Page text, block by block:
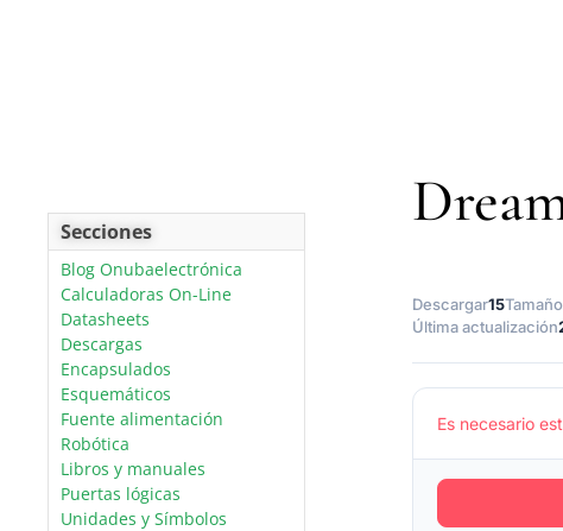
Descargar15
Última actualización
Es necesario
Secciones
Blog Onubaelectrónica
Calculadoras On-Line
Datasheets
Descargas
Encapsulados
Esquemáticos
Fuente alimentación
Robótica
Libros y manuales
Puertas lógicas
Unidades y Símbolos